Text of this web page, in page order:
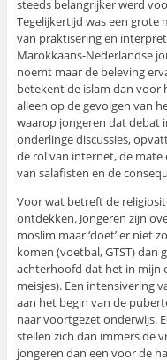
steeds belangrijker werd
Tegelijkertijd was een grote
van praktisering en
Marokkaans-Nederlandse
noemt maar de beleving
betekent de islam dan voor
alleen op de gevolgen van
waarop jongeren dat debat
onderlinge discussies,
de rol van internet, de
van salafisten en de
Voor wat betreft de
ontdekken. Jongeren zijn
moslim maar ‘doet’ er niet
komen (voetbal, GTST) dan
achterhoofd dat het in mijn
meisjes). Een intensivering
aan het begin van de
naar voortgezet onderwijs.
stellen zich dan immers de
jongeren dan een voor de